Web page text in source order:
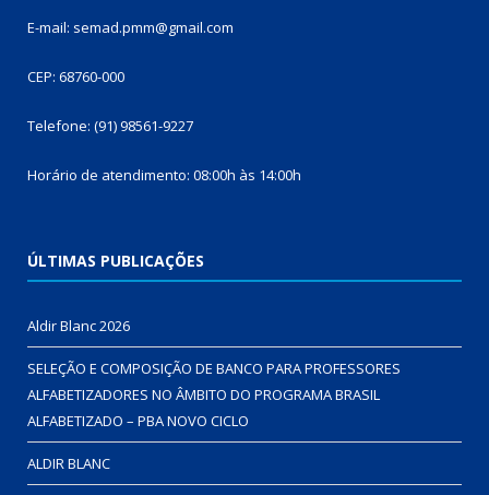
E-mail: semad.pmm@gmail.com
CEP: 68760-000
Telefone: (91) 98561-9227
Horário de atendimento: 08:00h às 14:00h
ÚLTIMAS PUBLICAÇÕES
Aldir Blanc 2026
SELEÇÃO E COMPOSIÇÃO DE BANCO PARA PROFESSORES
ALFABETIZADORES NO ÂMBITO DO PROGRAMA BRASIL
ALFABETIZADO – PBA NOVO CICLO
ALDIR BLANC